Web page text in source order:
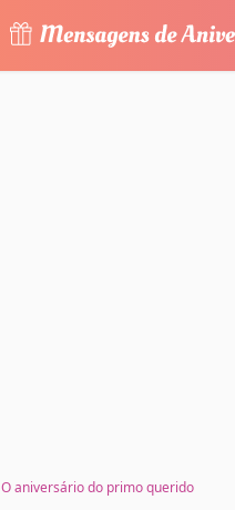
O aniversário do primo querido